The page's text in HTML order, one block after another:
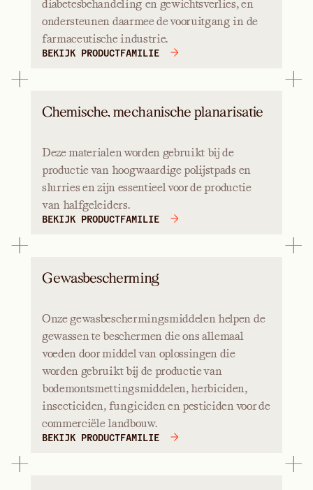
diabetesbehandeling en gewichtsverlies, en
ondersteunen daarmee de vooruitgang in de
farmaceutische industrie.
BEKIJK PRODUCTFAMILIE
Chemische, mechanische planarisatie
Deze materialen worden gebruikt bij de
productie van hoogwaardige polijstpads en
slurries en zijn essentieel voor de productie
van halfgeleiders.
BEKIJK PRODUCTFAMILIE
Gewasbescherming
Onze gewasbeschermingsmiddelen helpen de
gewassen te beschermen die ons allemaal
voeden door middel van oplossingen die
worden gebruikt bij de productie van
bodemontsmettingsmiddelen, herbiciden,
insecticiden, fungiciden en pesticiden voor de
commerciële landbouw.
BEKIJK PRODUCTFAMILIE